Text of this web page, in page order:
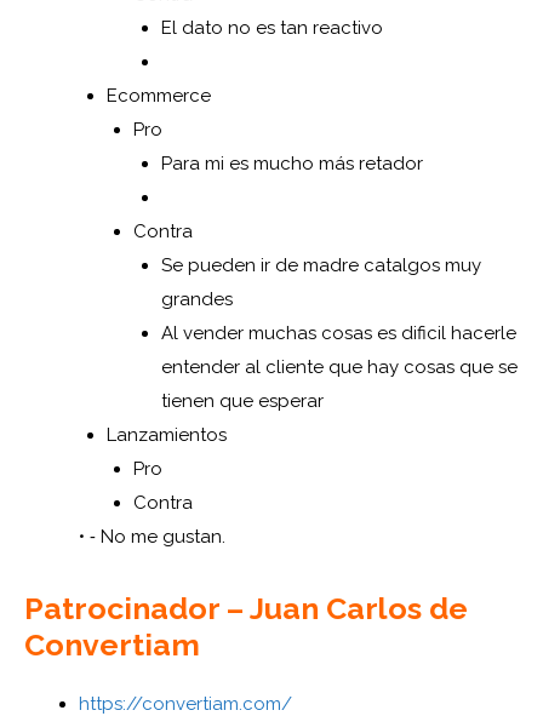
El dato no es tan reactivo
Ecommerce
Pro
Para mi es mucho más retador
Contra
Se pueden ir de madre catalgos muy
grandes
Al vender muchas cosas es dificil hacerle
entender al cliente que hay cosas que se
tienen que esperar
Lanzamientos
Pro
Contra
• ⁃ No me gustan.
Patrocinador – Juan Carlos de
Convertiam
https://convertiam.com/